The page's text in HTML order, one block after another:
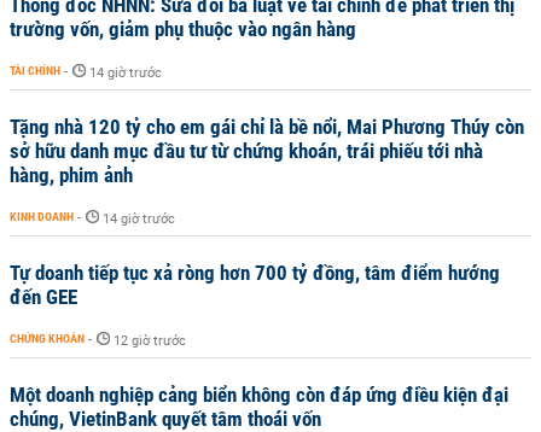
Thống đốc NHNN: Sửa đổi ba luật về tài chính để phát triển thị
trường vốn, giảm phụ thuộc vào ngân hàng
TÀI CHÍNH - 14 giờ trước
Tặng nhà 120 tỷ cho em gái chỉ là bề nổi, Mai Phương Thúy còn
sở hữu danh mục đầu tư từ chứng khoán, trái phiếu tới nhà
hàng, phim ảnh
KINH DOANH - 14 giờ trước
Tự doanh tiếp tục xả ròng hơn 700 tỷ đồng, tâm điểm hướng
đến GEE
CHỨNG KHOÁN - 12 giờ trước
Một doanh nghiệp cảng biển không còn đáp ứng điều kiện đại
chúng, VietinBank quyết tâm thoái vốn